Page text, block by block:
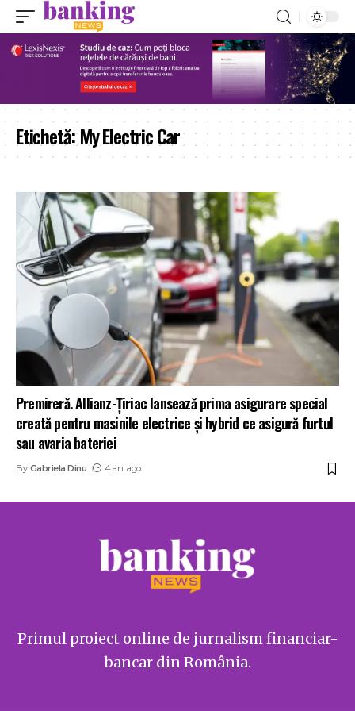
Etichetă:My Electric Car
Premireră. Allianz-Țiriac lansează prima asigurare special
creată pentru masinile electrice și hybrid ce asigură furtul
sau avaria bateriei
By Gabriela Dinu 4 ani ago
Primul proiect online de jurnalism financiar-
bancar din România.